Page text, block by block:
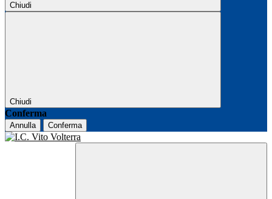
Chiudi
Chiudi
Conferma
Annulla Conferma